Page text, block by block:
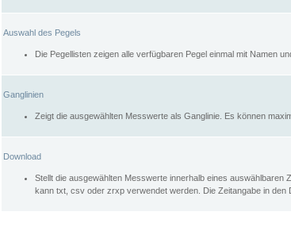
Auswahl des Pegels
Die Pegellisten zeigen alle verfügbaren Pegel einmal mit Namen
Ganglinien
Zeigt die ausgewählten Messwerte als Ganglinie. Es können
Download
Stellt die ausgewählten Messwerte innerhalb eines
kann txt, csv oder zrxp verwendet werden. Die Zeitangabe in den